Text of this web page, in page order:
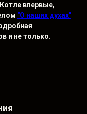
впервые,
"О наших духах"
и нетолько.